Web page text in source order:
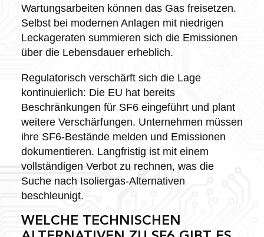
Wartungsarbeiten können das Gas freisetzen.
Selbst bei modernen Anlagen mit niedrigen
Leckageraten summieren sich die Emissionen
über die Lebensdauer erheblich.
Regulatorisch verschärft sich die Lage
kontinuierlich: Die EU hat bereits
Beschränkungen für SF6 eingeführt und plant
weitere Verschärfungen. Unternehmen müssen
ihre SF6-Bestände melden und Emissionen
dokumentieren. Langfristig ist mit einem
vollständigen Verbot zu rechnen, was die
Suche nach Isoliergas-Alternativen
beschleunigt.
WELCHE TECHNISCHEN